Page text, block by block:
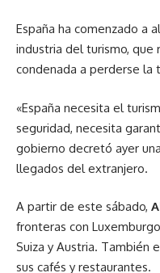
España ha comenzado a
industria del turismo, que
condenada a perderse la
«España necesita el
seguridad, necesita
gobierno decretó ayer
llegados del extranjero.
A partir de este sábado,
fronteras con
Suiza y Austria. También
sus cafés y restaurantes.